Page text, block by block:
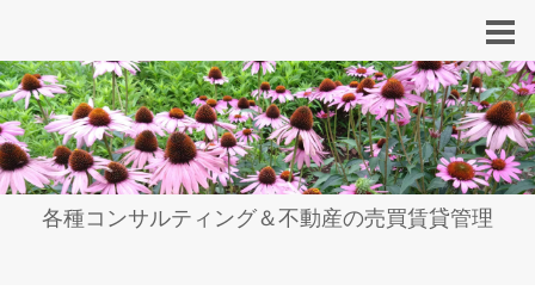
各種コンサルティング＆不動産の売買賃貸管理